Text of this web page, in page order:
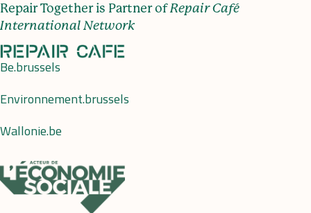
Repair Together is Partner ofRepair Café
International Network
Be.brussels
Environnement.brussels
Wallonie.be